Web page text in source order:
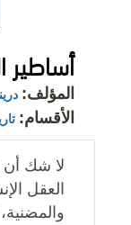
أساطير
المؤلف:
الأقسام:
لا شك أن
العقل